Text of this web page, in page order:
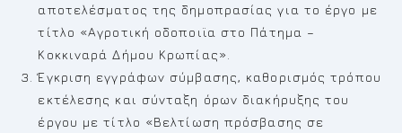
αποτελέσματος της δημοπρασίας για το έργο με
τίτλο «Αγροτική οδοποιϊα στο Πάτημα –
Κοκκιναρά Δήμου Κρωπίας».
Έγκριση εγγράφων σύμβασης, καθορισμός τρόπου
εκτέλεσης και σύνταξη όρων διακήρυξης του
έργου με τίτλο «Βελτίωση πρόσβασης σε